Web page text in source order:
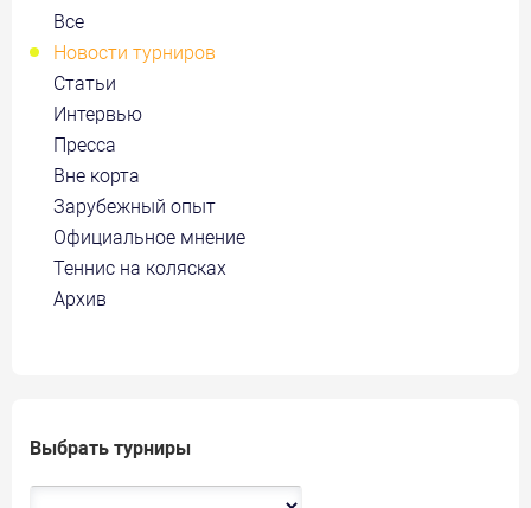
Все
Новости турниров
Статьи
Интервью
Пресса
Вне корта
Зарубежный опыт
Официальное мнение
Теннис на колясках
Архив
Выбрать турниры